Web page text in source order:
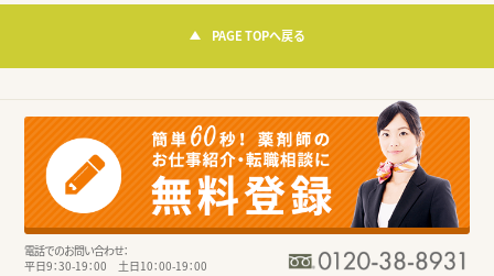
PAGE TOPへ戻る
電話でのお問い合わせ：
平日9：30-19：00 土日10：00-19：00